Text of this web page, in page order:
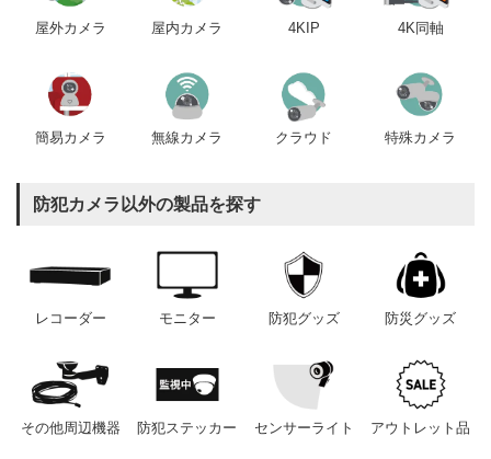
屋外カメラ 屋内カメラ 4KIP 4K同軸
簡易カメラ 無線カメラ クラウド 特殊カメラ
防犯カメラ以外の製品を探す
レコーダー モニター 防犯グッズ 防災グッズ
その他周辺機器 防犯ステッカー センサーライト アウトレット品